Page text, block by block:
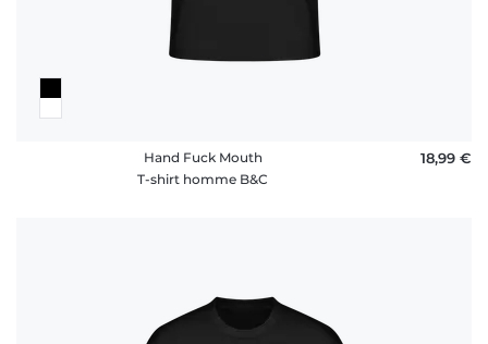
Hand Fuck Mouth
T-shirt homme B&C
18,99 €